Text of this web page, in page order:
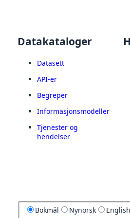
Datakataloger
Datasett
API-er
Begreper
Informasjonsmodeller
Tjenester og
hendelser
Bokmål Nynorsk English